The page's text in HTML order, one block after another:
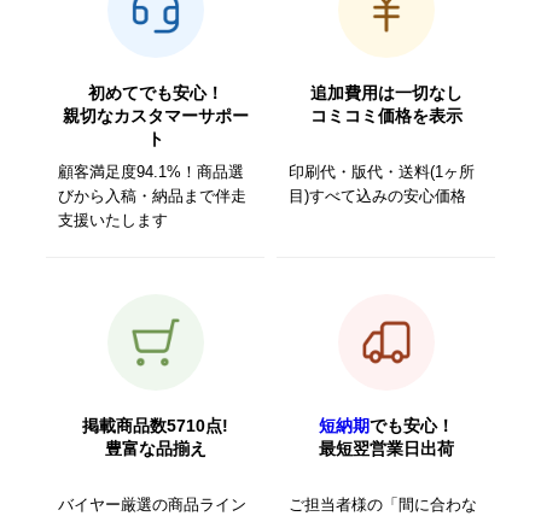
初めてでも安心！
親切なカスタマーサポー
ト
顧客満足度94.1%！商品選
びから入稿・納品まで伴走
支援いたします
追加費用は一切なし
コミコミ価格を表示
印刷代・版代・送料(1ヶ所
目)すべて込みの安心価格
掲載商品数5710点!
豊富な品揃え
バイヤー厳選の商品ライン
短納期でも安心！
最短翌営業日出荷
ご担当者様の「間に合わな